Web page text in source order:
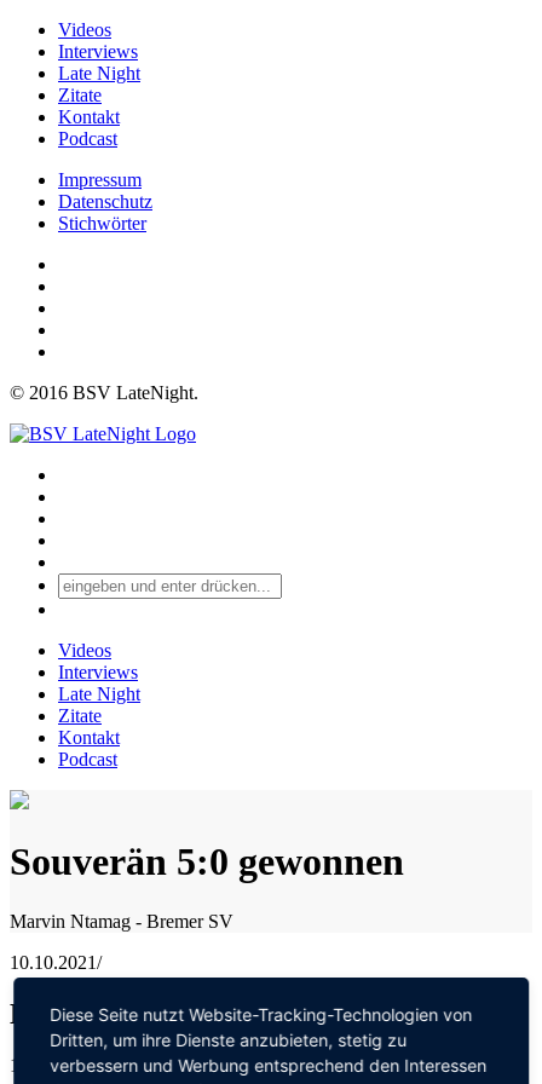
Videos
Interviews
Late Night
Zitate
Kontakt
Podcast
Impressum
Datenschutz
Stichwörter
© 2016 BSV LateNight.
Videos
Interviews
Late Night
Zitate
Kontakt
Podcast
Souverän 5:0 gewonnen
Marvin Ntamag - Bremer SV
10.10.2021/
Bremer SV gegen SFL Bremerhaven 5:0
10.10.2021/
Diese Seite nutzt Website-Tracking-Technologien von
Dritten, um ihre Dienste anzubieten, stetig zu
verbessern und Werbung entsprechend den Interessen